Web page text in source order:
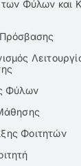
των Φύλων και
Φύλων
Φοιτητών